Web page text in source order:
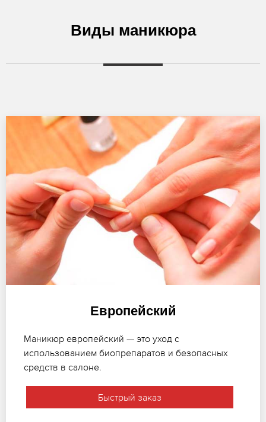
Виды маникюра
Европейский
Маникюр европейский — это уход с
использованием биопрепаратов и безопасных
средств в салоне.
Быстрый заказ